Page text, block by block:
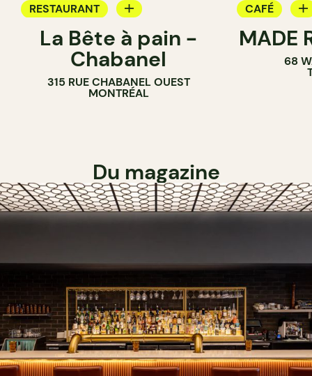
RESTAURANT
CAFÉ
PÂTISSERIE
BOULANGERIE
La Bête à pain -
Chabanel
315 RUE CHABANEL OUEST
MONTRÉAL
CAFÉ
PÂTISSERIE
MADE
68
Du magazine